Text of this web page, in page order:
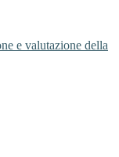
e valutazione della